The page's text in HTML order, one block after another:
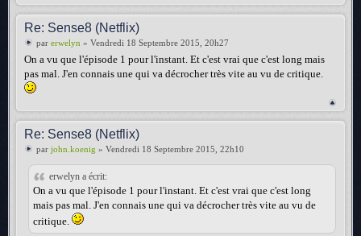
Re: Sense8 (Netflix)
par erwelyn » Vendredi 18 Septembre 2015, 20h27
On a vu que l'épisode 1 pour l'instant. Et c'est vrai que c'est long mais
pas mal. J'en connais une qui va décrocher très vite au vu de critique.
Re: Sense8 (Netflix)
par john.koenig » Vendredi 18 Septembre 2015, 22h10
erwelyn a écrit:
On a vu que l'épisode 1 pour l'instant. Et c'est vrai que c'est long
mais pas mal. J'en connais une qui va décrocher très vite au vu de
critique.